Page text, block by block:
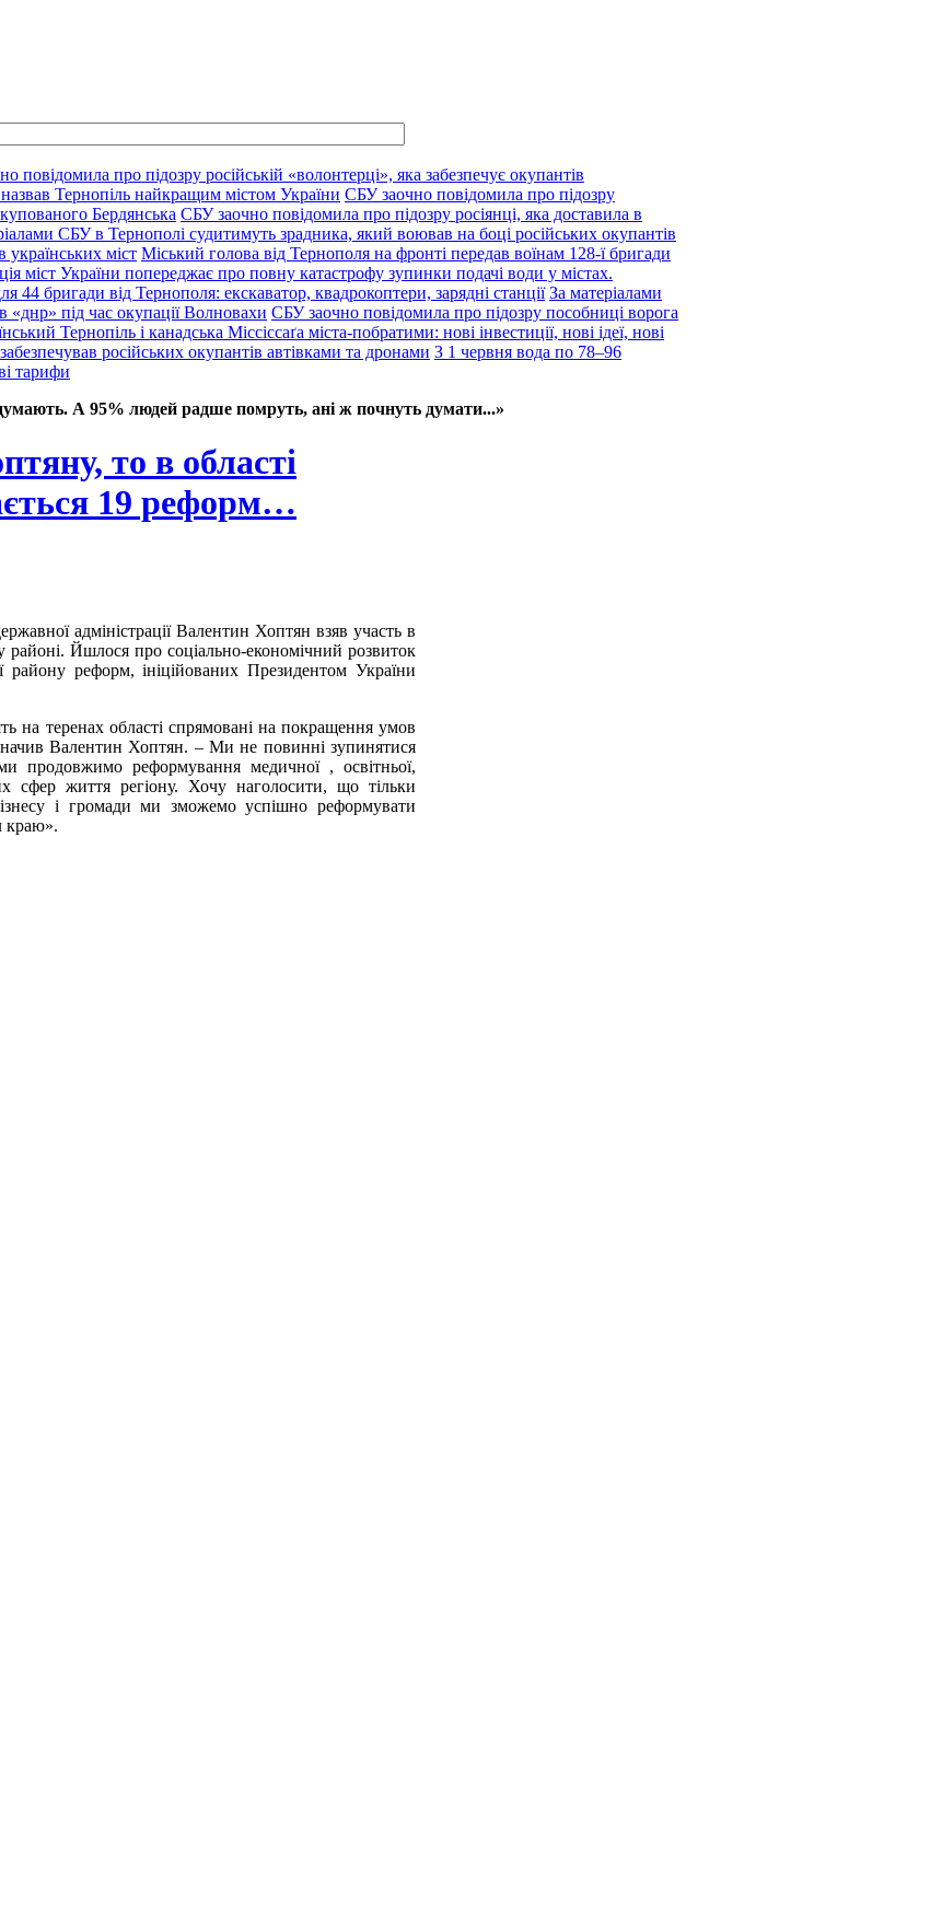
повідомила про підозру російській «волонтерці», яка забезпечує окупантів
Тернопіль найкращим містом України СБУ заочно повідомила про підозру
Бердянська СБУ заочно повідомила про підозру росіянці, яка доставила в
СБУ в Тернополі судитимуть зрадника, який воював на боці російських окупантів
українських міст Міський голова від Тернополя на фронті передав воїнам 128-ї бригади
міст України попереджає про повну катастрофу зупинки подачі води у містах.
44 бригади від Тернополя: екскаватор, квадрокоптери, зарядні станції За матеріалами
під час окупації Волновахи СБУ заочно повідомила про підозру пособниці ворога
Тернопіль і канадська Міссіссаґа міста-побратими: нові інвестиції, нові ідеї, нові
російських окупантів автівками та дронами З 1 червня вода по 78–96
тарифи
А 95% людей радше помруть, ані ж почнуть думати...»
то в області
19 реформ…
адміністрації Валентин Хоптян взяв участь в
районі. Йшлося про соціально-економічний розвиток
району реформ, ініційованих Президентом України
на теренах області спрямовані на покращення умов
Валентин Хоптян. – Ми не повинні зупинятися
продовжимо реформування медичної , освітньої,
сфер життя регіону. Хочу наголосити, що тільки
і громади ми зможемо успішно реформувати
краю».